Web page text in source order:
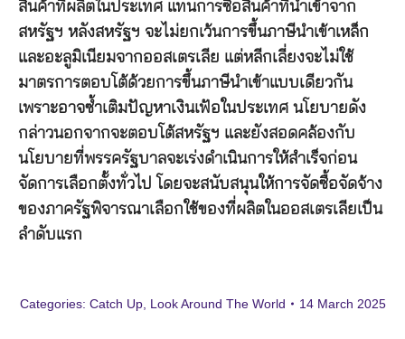
สินค้าที่ผลิตในประเทศ แทนการซื้อสินค้าที่นำเข้าจาก
สหรัฐฯ หลังสหรัฐฯ จะไม่ยกเว้นการขึ้นภาษีนำเข้าเหล็ก
และอะลูมิเนียมจากออสเตรเลีย แต่หลีกเลี่ยงจะไม่ใช้
มาตรการตอบโต้ด้วยการขึ้นภาษีนำเข้าแบบเดียวกัน
เพราะอาจซ้ำเติมปัญหาเงินเฟ้อในประเทศ นโยบายดัง
กล่าวนอกจากจะตอบโต้สหรัฐฯ และยังสอดคล้องกับ
นโยบายที่พรรครัฐบาลจะเร่งดำเนินการให้สำเร็จก่อน
จัดการเลือกตั้งทั่วไป โดยจะสนับสนุนให้การจัดซื้อจัดจ้าง
ของภาครัฐพิจารณาเลือกใช้ของที่ผลิตในออสเตรเลียเป็น
ลำดับแรก
Categories: Catch Up, Look Around The World 14 March 2025